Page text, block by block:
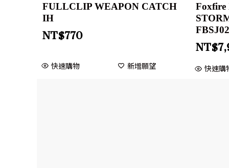
FULLCLIP WEAPON CATCH
IH
NT$770
快速購物 新增願望
Foxfire
FBSJ02
NT$
快速購